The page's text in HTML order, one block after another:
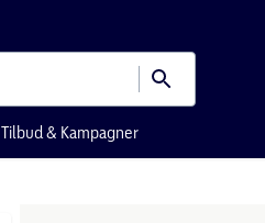
Tilbud & Kampagner